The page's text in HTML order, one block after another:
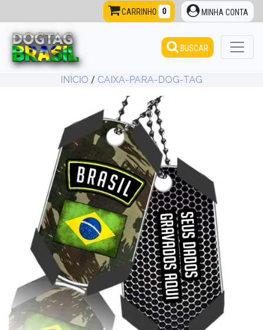
CARRINHO 0 MINHA CONTA
BUSCAR
INÍCIO / CAIXA-PARA-DOG-TAG